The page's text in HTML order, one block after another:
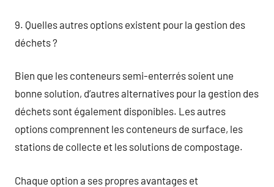
9. Quelles autres options existent pour la gestion des
déchets ?
Bien que les conteneurs semi-enterrés soient une
bonne solution, d’autres alternatives pour la gestion des
déchets sont également disponibles. Les autres
options comprennent les conteneurs de surface, les
stations de collecte et les solutions de compostage.
Chaque option a ses propres avantages et